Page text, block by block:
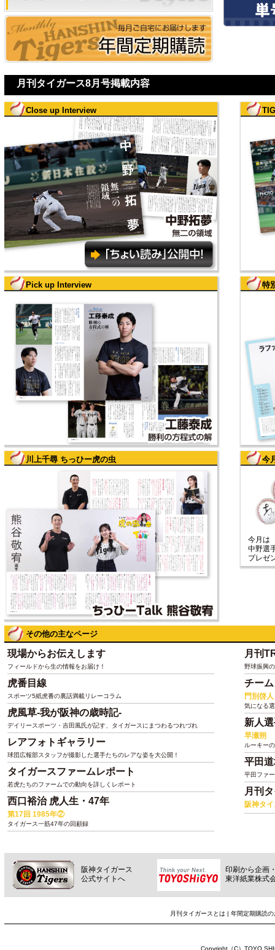
月刊タイガース8月号掲載内容
Close up Interview
Pick up Interview
川上千尋 ちっひー虎の虫
特
今
今月は
中野選
プレゼ
その他の主なページ
現場からお伝えします
フィールドから生の情報をお届け！
虎番目線
スポーツ5紙虎番の裏話満載リレーコラム
虎風草-我が阪神の歳時記-
デイリースポーツ・吉田風氏が記す、タイガースにまつわるつれづれ
レアフォトギャラリー
球団広報部スタッフが撮影した選手たちのレアな姿を大公開！
タイガースファームレポート
若虎たちのファームでの動向を詳しくレポート
西口裕治 虎人生・47年
第17回 1985年②
タイガース一筋47年の回顧録
月刊
野球振興
チー
門別啓人
気になる
新人
早瀬朔
ルーキー
平田
平田ファ
月刊
阪神タ
阪神タイガース
公式サイトへ
印刷から企画
東洋紙業株式
月刊タイガースとは | 年間定期購読の
Copyright（C）TOYO